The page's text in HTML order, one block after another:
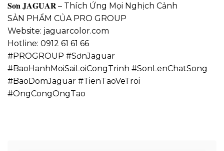
𝐒𝐨̛𝐧 𝐉𝐀𝐆𝐔𝐀𝐑 – Thích Ứng Mọi Nghịch Cảnh
SẢN PHẨM CỦA PRO GROUP
Website: jaguarcolor.com
Hotline: 0912 61 61 66
#PROGROUP #SơnJaguar
#BaoHanhMoiSaiLoiCongTrinh #SonLenChatSong
#BaoDomJaguar #TienTaoVeTroi
#OngCongOngTao